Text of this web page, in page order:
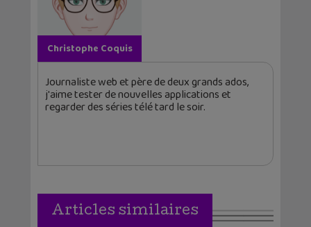
Christophe Coquis
Journaliste web et père de deux grands ados,
j'aime tester de nouvelles applications et
regarder des séries télé tard le soir.
Articles similaires